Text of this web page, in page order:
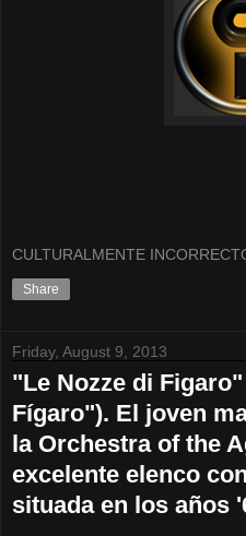
CULTURALMENTE
Share
Friday, August 9, 2013
"Le Nozze di
Fígaro"). El joven
la Orchestra of the
excelente elenco
situada en los años